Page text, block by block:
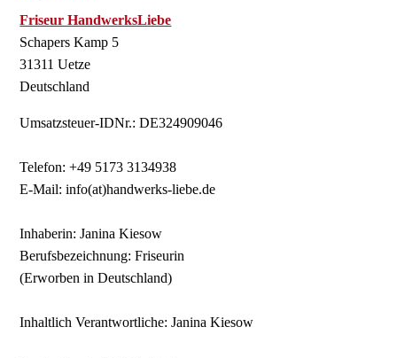
Friseur HandwerksLiebe
Schapers Kamp 5
31311 Uetze
Deutschland
Umsatzsteuer-IDNr.: DE324909046
Telefon: +49 5173 3134938
E-Mail: info(at)handwerks-liebe.de
Inhaberin: Janina Kiesow
Berufsbezeichnung: Friseurin
(Erworben in Deutschland)
Inhaltlich Verantwortliche: Janina Kiesow